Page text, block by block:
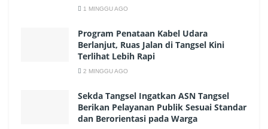
1 MINGGU AGO
Program Penataan Kabel Udara
Berlanjut, Ruas Jalan di Tangsel Kini
Terlihat Lebih Rapi
2 MINGGU AGO
Sekda Tangsel Ingatkan ASN Tangsel
Berikan Pelayanan Publik Sesuai Standar
dan Berorientasi pada Warga